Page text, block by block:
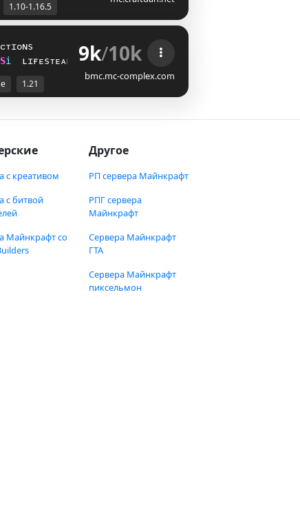
1.10-1.16.5
Yi ʟɪғᴇsᴛᴇᴀʟ 9k/10k
bmc.mc-complex.com
1.21
с креативом
с битвой
Майнкрафт со
Другое
РП сервера Майнкрафт
РПГ сервера
Майнкрафт
Сервера Майнкрафт
ГТА
Сервера Майнкрафт
пиксельмон